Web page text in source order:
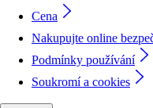
Cena
Nakupujte online
Podmínky používání
Soukromí a cookies